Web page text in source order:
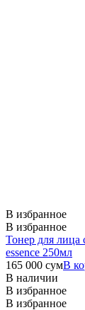
В избранное
В избранное
Тонер для лица
essence 250мл
165 000 сумВ
В наличии
В избранное
В избранное